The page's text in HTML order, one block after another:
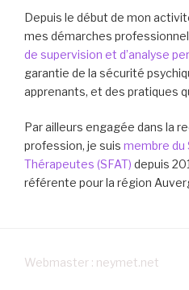
Depuis le début de mon
mes démarches
de supervision et d’analyse
garantie de la sécurité
apprenants, et des pratiques
Par ailleurs engagée dans la
profession, je suis membre du
Thérapeutes (SFAT) depuis
référente pour la région
Webmaster : neymet.net